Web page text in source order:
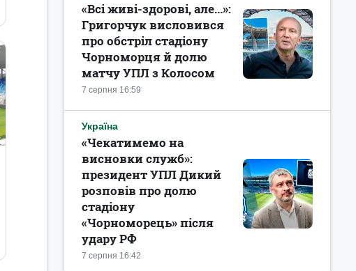
7 серпня 16:59
«Всі живі-здорові, але...»:
Григорчук висловився
про обстріл стадіону
Чорноморця й долю
матчу УПЛ з Колосом
Україна
7 серпня 16:42
«Чекатимемо на
висновки служб»:
президент УПЛ Дикий
розповів про долю
стадіону
«Чорноморець» після
удару РФ